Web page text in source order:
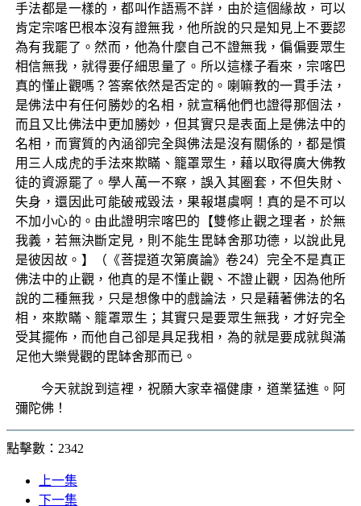
手法都是一樣的，都叫作語焉不詳，由於這個緣故，可以
肯定宗喀巴根本沒有證無我，他所說的只是知見上不要認
為有我罷了。然而，他為什麼自己不證無我，偏偏要眾生
相信無我，就得要仔細思量了。所以這樣子看來，宗喀巴
真的懂止觀嗎？答案依然是否定的。喇嘛教的一貫手法，
是佛法中有任何勝妙的名相，就宣稱他們也證得那個法，
而且又比佛法中更加勝妙，但其實只是表面上是佛法中的
名相，而實質的內涵卻完全與佛法是沒有關係的，都是慣
用三人成虎的手法來欺瞞、籠罩眾生，藉以取得廣大佛教
徒的資源罷了。學人萬一不察，誤入其圈套，不但失財、
失身，還因此可能破戒毀法，果報堪虞啊！真的是不可以
不加小心的。由此證明宗喀巴的【雙修止觀之理者，於無
我義，若無決斷定見，則不能生毘缽舍那功德，以說此見
是彼因故。】（《菩提道次第廣論》卷24）完全不是真正
佛法中的止觀，他真的是不懂止觀、不證止觀，因為他所
說的二種無我，只是想像中的戲論法，只是藉著佛法的名
相，來欺瞞、籠罩眾生；其實只是要眾生無我，才好完全
受其擺佈，而他自己卻是具足我相，為的就是要成就與滿
足他大樂覺觀的毘缽舍那而已。
今天就說到這裡，祝願大家幸福健康，道業猛進。阿
彌陀佛！
點擊數：2342
上一集
下一集